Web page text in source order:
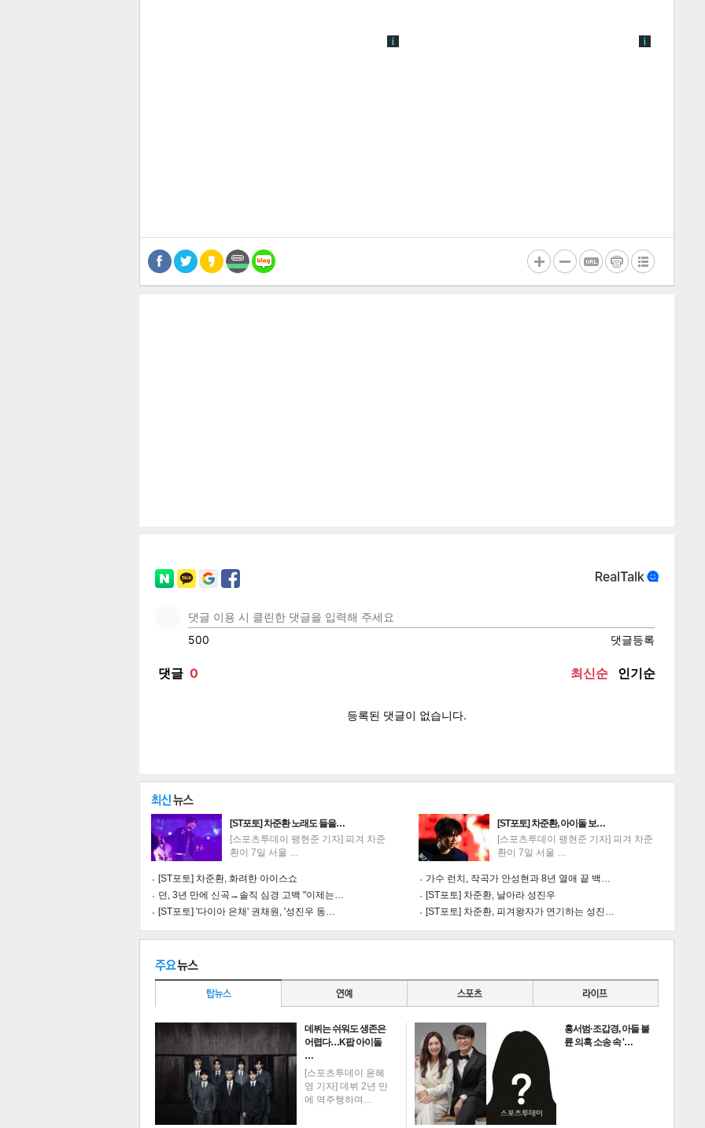
공유 유
트위 카카 인쇄 목록
[ST포토] 차준환 노래도 들을…
[스포츠투데이 팽현준 기자] 피겨 차준
환이 7일 서울 …
[ST포토] 차준환, 화려한 아이스쇼
던, 3년 만에 신곡→솔직 심경 고백 "이제는…
[ST포토] '다이아 은채' 권채원, '성진우 동…
[ST포토] 차준환, 아이돌 보…
[스포츠투데이 팽현준 기자] 피겨 차준
환이 7일 서울 …
가수 런치, 작곡가 안성현과 8년 열애 끝 백…
[ST포토] 차준환, 날아라 성진우
[ST포토] 차준환, 피겨왕자가 연기하는 성진…
데뷔는 쉬워도 생존은
어렵다…K팝 아이돌
…
[스포츠투데이 윤혜
영 기자] 데뷔 2년 만
에 역주행하며…
홍서범·조갑경, 아들 불
륜 의혹 소송 속 '…